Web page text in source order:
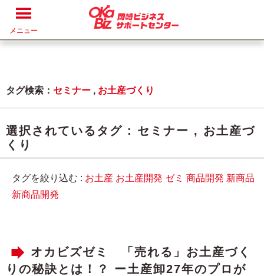
メニュー
タグ検索： セミナー , お土産づくり
選択されているタグ : セミナー , お土産づ
くり
タグを絞り込む : お土産 お土産開発 ゼミ 商品開発 新商品
新商品開発
オカビズゼミ 「売れる」お土産づく
りの秘訣とは！？ ー土産卸27年のプロが